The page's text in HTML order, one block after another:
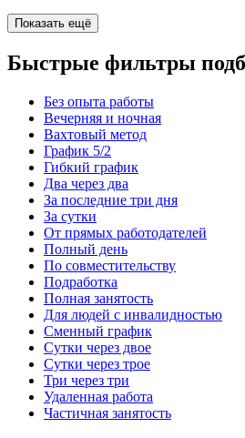
Показать ещё
Быстрые фильтры
Без опыта работы
Вечерняя и ночная
Вахтовый метод
График 5/2
Гибкий график
Два через два
За последние три дня
За сутки
От прямых работодателей
Полный день
По совместительству
Подработка
Полная занятость
Для людей с инвалидностью
Сменный график
Сутки через двое
Сутки через трое
Три через три
Удаленная работа
Частичная занятость